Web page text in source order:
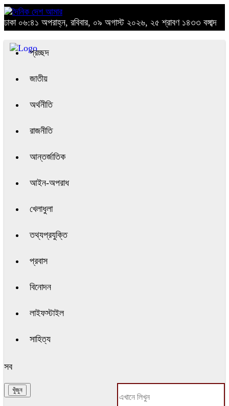
ঢাকা ০৬:৪১ অপরাহ্ন, রবিবার, ০৯ অগাস্ট ২০২৬, ২৫ শ্রাবণ ১৪৩৩ বঙ্গাব্দ
প্রচ্ছদ
জাতীয়
অর্থনীতি
রাজনীতি
আন্তর্জাতিক
আইন-অপরাধ
খেলাধুলা
তথ্যপ্রযুক্তি
প্রবাস
বিনোদন
লাইফস্টাইল
সাহিত্য
সব